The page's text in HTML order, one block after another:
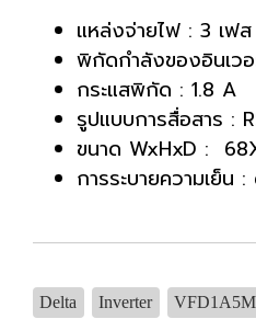
แหล่งจ่ายไฟ : 3 เฟ
พิกัดกำลังของอินเว
กระแสพิกัด : 1.8 A
รูปแบบการสื่อสาร :
ขนาด WxHxD :
การระบายความเย็น
Delta Inverter